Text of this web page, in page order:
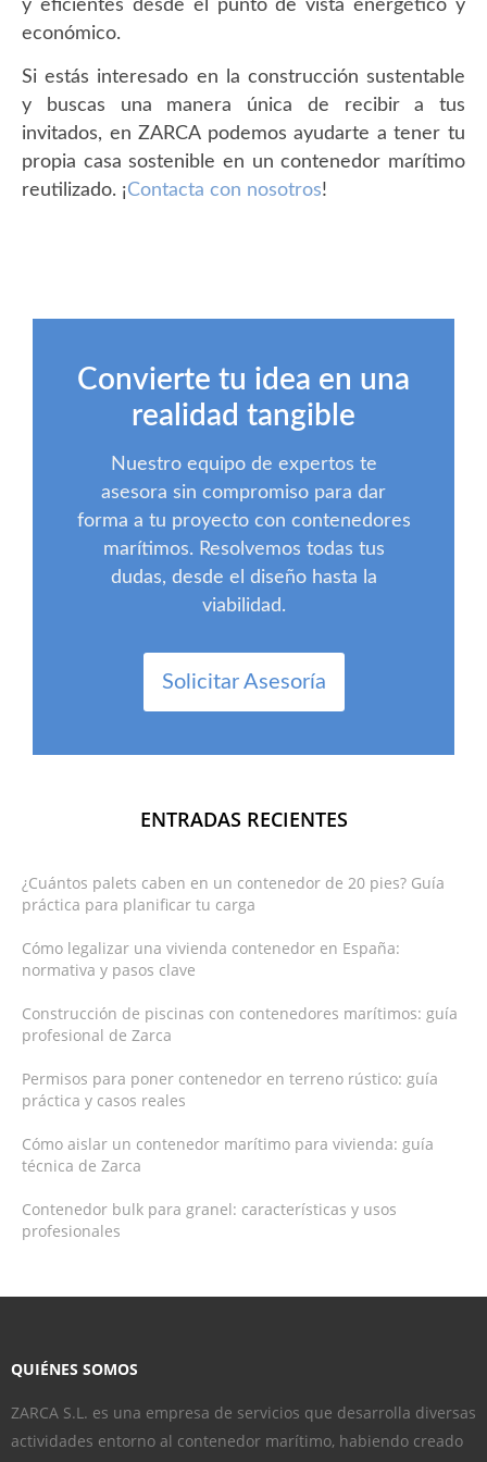
y eficientes desde el punto de vista energético y
económico.
Si estás interesado en la construcción sustentable
y buscas una manera única de recibir a tus
invitados, en ZARCA podemos ayudarte a tener tu
propia casa sostenible en un contenedor marítimo
reutilizado. ¡Contacta con nosotros!
Convierte tu idea en una
realidad tangible
Nuestro equipo de expertos te
asesora sin compromiso para dar
forma a tu proyecto con contenedores
marítimos. Resolvemos todas tus
dudas, desde el diseño hasta la
viabilidad.
Solicitar Asesoría
ENTRADAS RECIENTES
¿Cuántos palets caben en un contenedor de 20 pies? Guía
práctica para planificar tu carga
Cómo legalizar una vivienda contenedor en España:
normativa y pasos clave
Construcción de piscinas con contenedores marítimos: guía
profesional de Zarca
Permisos para poner contenedor en terreno rústico: guía
práctica y casos reales
Cómo aislar un contenedor marítimo para vivienda: guía
técnica de Zarca
Contenedor bulk para granel: características y usos
profesionales
QUIÉNES SOMOS
ZARCA S.L. es una empresa de servicios que desarrolla diversas
actividades entorno al contenedor marítimo, habiendo creado